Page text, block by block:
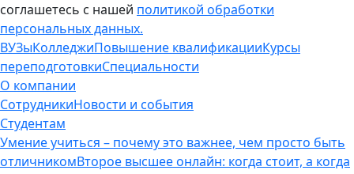
соглашетесь с нашей политикой обработки
персональных данных.
ВУЗыКолледжиПовышение квалификацииКурсы
переподготовкиСпециальности
О компании
СотрудникиНовости и события
Студентам
Умение учиться – почему это важнее, чем просто быть
отличникомВторое высшее онлайн: когда стоит, а когда